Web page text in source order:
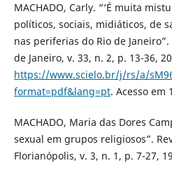
MACHADO, Carly. “‘É muita
políticos, sociais, midiáticos, de
nas periferias do Rio de
de Janeiro, v. 33, n. 2, p. 13-36,
https://www.scielo.br/j/rs/a/
format=pdf&lang=pt. Acesso em
MACHADO, Maria das Dores
sexual em grupos religiosos”.
Florianópolis, v. 3, n. 1, p. 7-27,